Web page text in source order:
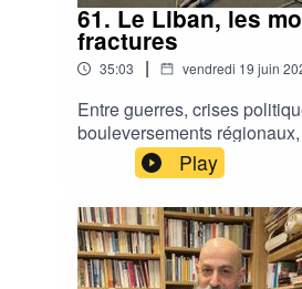
61. Le Liban, les
fractures
35:03 | vendredi 19 juin
Entre guerres, crises
bouleversements
raconte ce que signifie
journaliste au Liban. Une
l'engagement, la complexité
l'avenir de L'Orient-Le Jour
Play